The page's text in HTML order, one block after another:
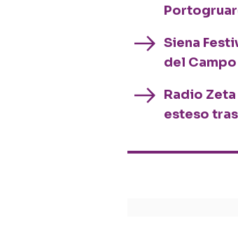
Siena
del
Radio
esteso